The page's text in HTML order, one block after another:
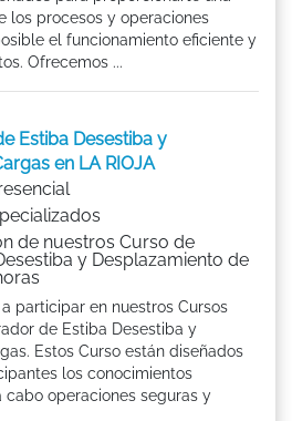
los procesos y operaciones
el funcionamiento eficiente y
Ofrecemos ...
Estiba Desestiba y
en LA RIOJA
de nuestros Curso de
y Desplazamiento de
participar en nuestros Cursos
de Estiba Desestiba y
Estos Curso están diseñados
los conocimientos
cabo operaciones seguras y